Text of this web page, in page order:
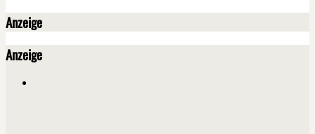
Anzeige
Anzeige